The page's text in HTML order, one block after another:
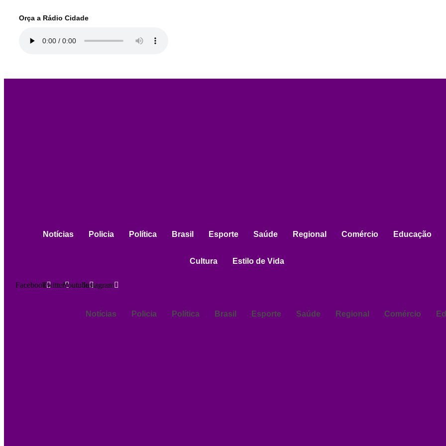
Orça a Rádio Cidade
Notícias Policia Política Brasil Esporte Saúde Regional Comércio Educação
Cultura Estilo de Vida
FacebookTwitterYoutubeInstagram
Notícias Policia Política Brasil Esporte Saúde Regional Comércio